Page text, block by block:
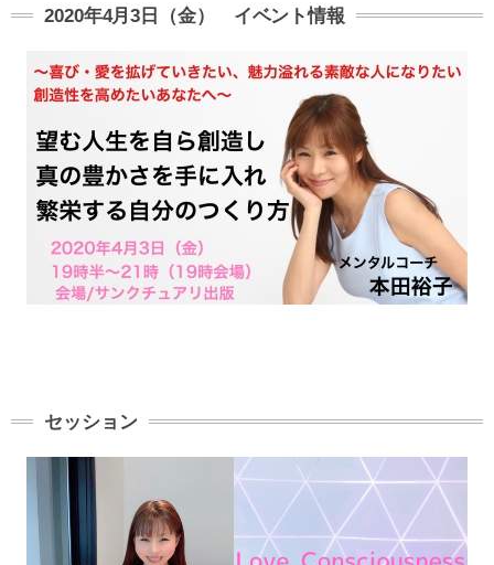
2020年4月3日（金） イベント情報
セッション